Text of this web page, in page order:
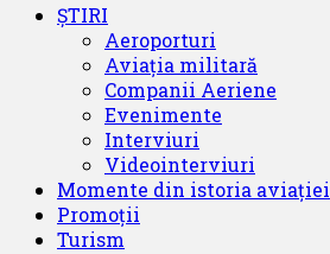
Primary
ȘTIRI
Aeroporturi
Aviația militară
Companii Aeriene
Evenimente
Interviuri
Videointerviuri
Momente din istoria aviației
Promoții
Turism